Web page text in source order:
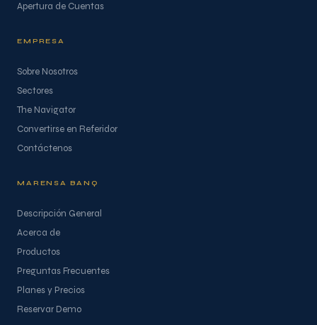
Apertura de Cuentas
MARENSA BANQ
Descripción General
Acerca de
Productos
Preguntas Frecuentes
Planes y Precios
Reservar Demo
EMPRESA
Sobre Nosotros
Sectores
The Navigator
Convertirse en Referidor
Contáctenos